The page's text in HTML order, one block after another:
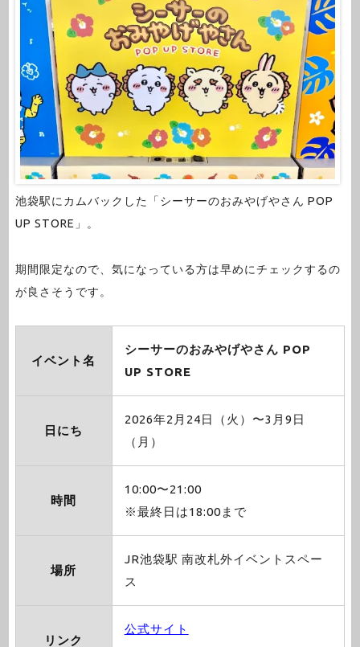
池袋駅にカムバックした「シーサーのおみやげやさん POP
UP STORE」。
期間限定なので、気になっている方は早めにチェックするの
が良さそうです。
イベント名
シーサーのおみやげやさん POP
UP STORE
日にち
2026年2月24日（火）〜3月9日
（月）
時間
10:00〜21:00
※最終日は18:00まで
場所
JR池袋駅 南改札外イベントスペー
ス
リンク
公式サイト